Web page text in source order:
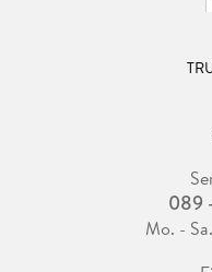
089
Mo. -